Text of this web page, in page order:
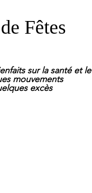
Fêtes
sur la santé et le
mouvements
excès